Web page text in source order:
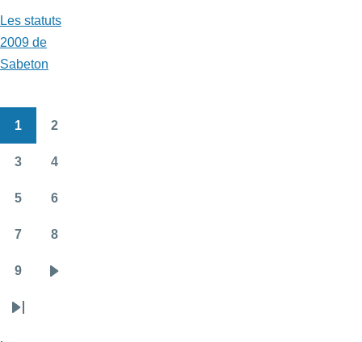
Les statuts
2009 de
Sabeton
Pagination
1 2
3 4
5 6
7 8
9
Dernière